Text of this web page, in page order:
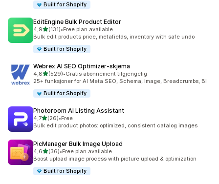
Built for Shopify
EditEngine Bulk Product Editor
4,9av 5 stjerner
(131)
Totalt 131 omtaler
•Free plan available
Bulk edit products price, metafields, inventory with safe undo
Built for Shopify
Webrex AI SEO Optimizer‑skjema
4,8av 5 stjerner
(529)
Totalt 529 omtaler
•Gratis abonnement tilgjengelig
25+ funksjoner for AI Meta SEO, Schema, Image, Breadcrumbs, Bl
Built for Shopify
Photoroom AI Listing Assistant
4,7av 5 stjerner
(26)
Totalt 26 omtaler
•Free
Bulk edit product photos: optimized, consistent catalog images
PicManager Bulk Image Upload
4,6av 5 stjerner
(36)
Totalt 36 omtaler
•Free plan available
Boost upload image process with picture upload & optimization
Built for Shopify